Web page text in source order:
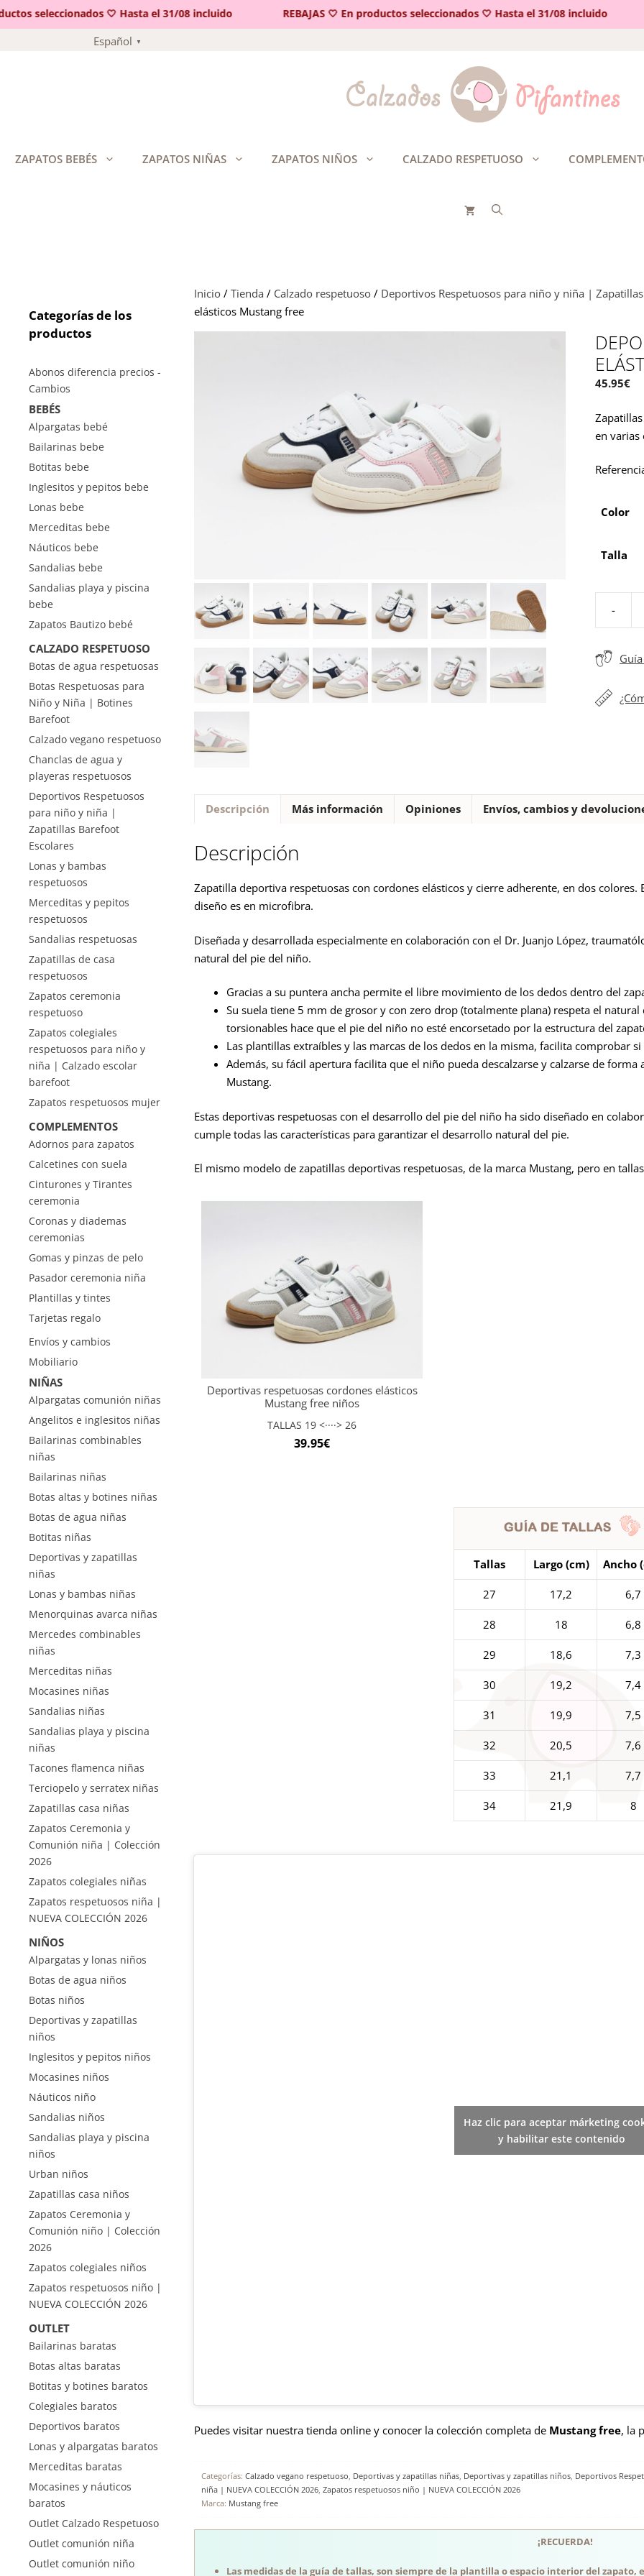
seleccionados 🤍 Hasta el 31/08 incluido REBAJAS 🤍 En productos seleccionados 🤍 Hasta el 31/08 incluido
Español ▼
ZAPATOS BEBÉS ZAPATOS NIÑAS ZAPATOS NIÑOS CALZADO RESPETUOSO
Inicio/ Tienda / Calzado respetuoso/ Deportivos Respetuosos para niño y niña |
elásticos Mustang free
45.95€
en
Color
Talla
-
cordones
elásticos
Mustang
free
Descripción Más información Opiniones Envíos, cambios y
Descripción
Zapatilla deportiva respetuosas con cordones elásticos y cierre adherente, en dos colores.
diseño es en microfibra.
Diseñada y desarrollada especialmente en colaboración con el Dr. Juanjo López,
natural del pie del niño.
Gracias a su puntera ancha permite el libre movimiento de los dedos dentro del
Su suela tiene 5 mm de grosor y con zero drop (totalmente plana) respeta el
torsionables hace que el pie del niño no esté encorsetado por la estructura del
Las plantillas extraíbles y las marcas de los dedos en la misma, facilita comprobar
Además, su fácil apertura facilita que el niño pueda descalzarse y calzarse de
Mustang.
Estas deportivas respetuosas con el desarrollo del pie del niño ha sido diseñado en
cumple todas las características para garantizar el desarrollo natural del pie.
El mismo modelo de zapatillas deportivas respetuosas, de la marca Mustang, pero en
Deportivas respetuosas cordones elásticos
Mustang free niños
TALLAS 19 <····> 26
39.95€
Tallas Largo (cm) Ancho
27 17,2 6,7
28 18 6,8
29 18,6 7,3
30 19,2 7,4
31 19,9 7,5
32 20,5 7,6
33 21,1 7,7
34 21,9 8
Haz clic para aceptar márketing
y habilitar este contenido
Puedes visitar nuestra tienda online y conocer la colección completa de Mustang free, la
Categorías: Calzado vegano respetuoso Deportivas y zapatillas niñas, Deportivas y zapatillas niños, Deportivos
niña | NUEVA COLECCIÓN 2026, Zapatos respetuosos niño | NUEVA COLECCIÓN 2026
Marca: Mustang free
¡RECUERDA!
Las medidas de la guía de tallas, son siempre de la plantilla o espacio interior del
Categorías de los
productos
Abonos diferencia precios -
Cambios
BEBÉS
Alpargatas bebé
Bailarinas bebe
Botitas bebe
Inglesitos y pepitos bebe
Lonas bebe
Merceditas bebe
Náuticos bebe
Sandalias bebe
Sandalias playa y piscina
bebe
Zapatos Bautizo bebé
CALZADO RESPETUOSO
Botas de agua respetuosas
Botas Respetuosas para
Niño y Niña | Botines
Barefoot
Calzado vegano respetuoso
Chanclas de agua y
playeras respetuosos
Deportivos Respetuosos
para niño y niña |
Zapatillas Barefoot
Escolares
Lonas y bambas
respetuosos
Merceditas y pepitos
respetuosos
Sandalias respetuosas
Zapatillas de casa
respetuosos
Zapatos ceremonia
respetuoso
Zapatos colegiales
respetuosos para niño y
niña | Calzado escolar
barefoot
Zapatos respetuosos mujer
COMPLEMENTOS
Adornos para zapatos
Calcetines con suela
Cinturones y Tirantes
ceremonia
Coronas y diademas
ceremonias
Gomas y pinzas de pelo
Pasador ceremonia niña
Plantillas y tintes
Tarjetas regalo
Envíos y cambios
Mobiliario
NIÑAS
Alpargatas comunión niñas
Angelitos e inglesitos niñas
Bailarinas combinables
niñas
Bailarinas niñas
Botas altas y botines niñas
Botas de agua niñas
Botitas niñas
Deportivas y zapatillas
niñas
Lonas y bambas niñas
Menorquinas avarca niñas
Mercedes combinables
niñas
Merceditas niñas
Mocasines niñas
Sandalias niñas
Sandalias playa y piscina
niñas
Tacones flamenca niñas
Terciopelo y serratex niñas
Zapatillas casa niñas
Zapatos Ceremonia y
Comunión niña | Colección
2026
Zapatos colegiales niñas
Zapatos respetuosos niña |
NUEVA COLECCIÓN 2026
NIÑOS
Alpargatas y lonas niños
Botas de agua niños
Botas niños
Deportivas y zapatillas
niños
Inglesitos y pepitos niños
Mocasines niños
Náuticos niño
Sandalias niños
Sandalias playa y piscina
niños
Urban niños
Zapatillas casa niños
Zapatos Ceremonia y
Comunión niño | Colección
2026
Zapatos colegiales niños
Zapatos respetuosos niño |
NUEVA COLECCIÓN 2026
OUTLET
Bailarinas baratas
Botas altas baratas
Botitas y botines baratos
Colegiales baratos
Deportivos baratos
Lonas y alpargatas baratos
Merceditas baratas
Mocasines y náuticos
baratos
Outlet Calzado Respetuoso
Outlet comunión niña
Outlet comunión niño